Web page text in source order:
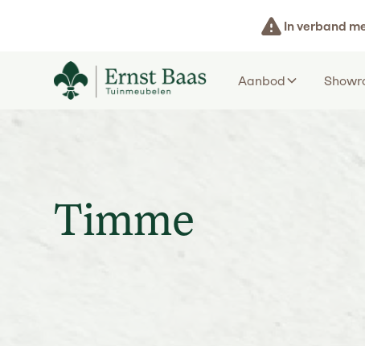
In verband
Aanbod
Timme